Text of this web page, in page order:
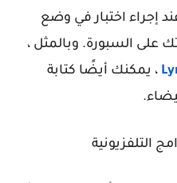
إجراء اختبار في وضع
على السبورة. وبالمثل ،
، يمكنك أيضًا كتابة